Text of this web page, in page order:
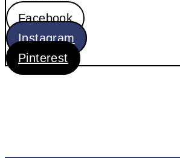
Facebook
Instagram
Pinterest